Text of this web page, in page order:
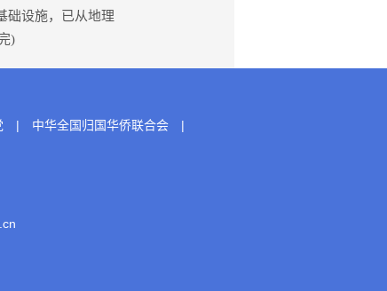
设施，已从地理
)
| 中华全国归国华侨联合会
|